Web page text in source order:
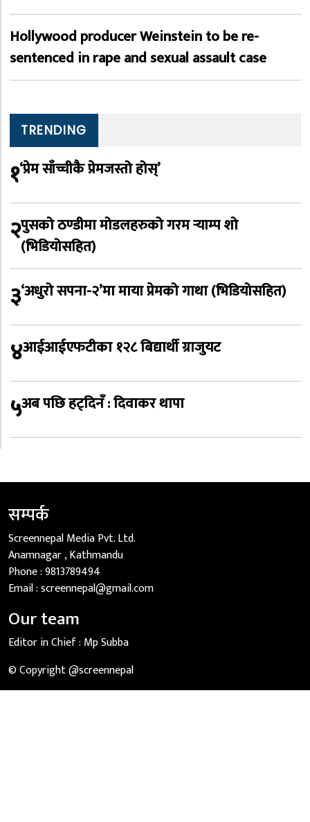
Hollywood producer Weinstein to be re-
sentenced in rape and sexual assault case
TRENDING
१‘प्रेम साँच्चीकै प्रेमजस्तो होस्’
२पुसको ठण्डीमा मोडलहरुको गरम र्‍याम्प शो
(भिडियोसहित)
३‘अधुरो सपना-२’मा माया प्रेमको गाथा (भिडियोसहित)
४आईआईएफटीका १२८ बिद्यार्थी ग्राजुयट
५अब पछि हट्दिनँ : दिवाकर थापा
सम्पर्क
Screennepal Media Pvt. Ltd.
Anamnagar , Kathmandu
Phone :9813789494
Email :screennepal@gmail.com
Our team
Editor in Chief : Mp Subba
© Copyright @screennepal